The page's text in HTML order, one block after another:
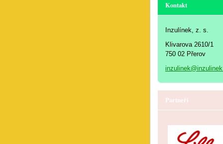
Kontakt
Inzulínek, z. s.
Klivarova 2610/1
750 02 Přerov
Partneři